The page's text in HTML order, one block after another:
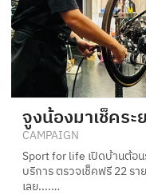
จูงน้องมาเช็คระ
CAMPAIGN
Sport for life เปิดบ้านต้อ
บริการ ตรวจเช็คฟรี 22 รา
เลย....…